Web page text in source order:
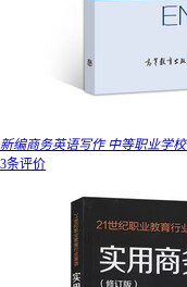
新编商务英语写作 中等职业学
3条评价